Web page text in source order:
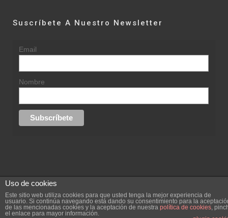
Suscríbete A Nuestro Newsletter
Email
Nombre
replica rolex datejust replica rolex day date
Creada por
Uso de cookies
Este sitio web utiliza cookies para que usted tenga la mejor experiencia de
usuario. Si continúa navegando está dando su consentimiento para la
de las mencionadas cookies y la aceptación de nuestra política de cookies,
el enlace para mayor información.